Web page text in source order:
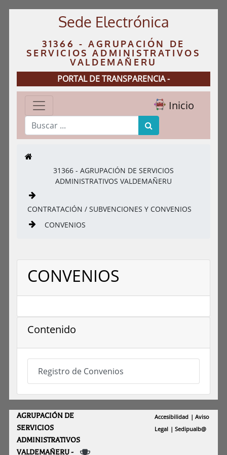
Sede Electrónica
31366 - AGRUPACIÓN DE
SERVICIOS ADMINISTRATIVOS
VALDEMAÑERU
PORTAL DE TRANSPARENCIA -
Inicio
31366 - AGRUPACIÓN DE SERVICIOS
ADMINISTRATIVOS VALDEMAÑERU
CONTRATACIÓN / SUBVENCIONES Y CONVENIOS
CONVENIOS
CONVENIOS
Contenido
Registro de Convenios
AGRUPACIÓN DE
SERVICIOS
ADMINISTRATIVOS
VALDEMAÑERU -
Accesibilidad
Aviso
Legal
Sedipualb@